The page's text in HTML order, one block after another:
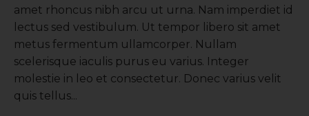
amet rhoncus nibh arcu ut urna. Nam imperdiet id
lectus sed vestibulum. Ut tempor libero sit amet
metus fermentum ullamcorper. Nullam
scelerisque iaculis purus eu varius. Integer
molestie in leo et consectetur. Donec varius velit
quis tellus...